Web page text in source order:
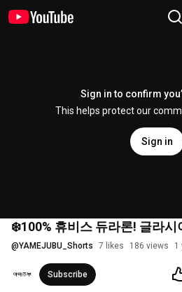
Sign in to confirm
This helps protect our
Sign in
❄️100% 휴비스 듀라론! 글라시
@YAMEJUBU_Shorts 7 likes 186 views 1
Subscribe